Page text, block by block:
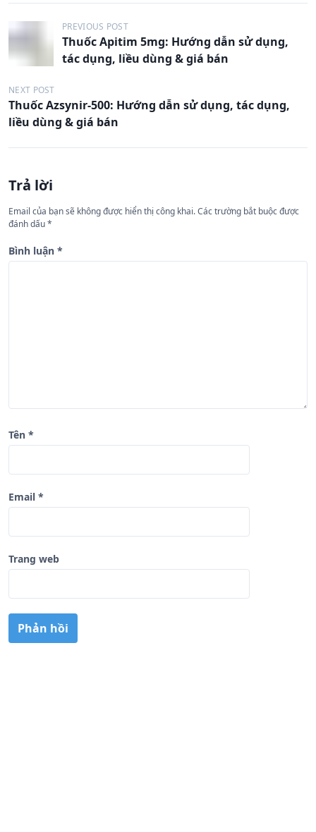
Đ
i
u
h
n
b
à
i
PREVIOUS POST
Thuốc Apitim 5mg: Hướng dẫn sử dụng,
tác dụng, liều dùng & giá bán
NEXT POST
Thuốc Azsynir-500: Hướng dẫn sử dụng, tác dụng,
liều dùng & giá bán
Trả lời
Email của bạn sẽ không được hiển thị công khai.Các trường bắt buộc được
đánh dấu*
Bình luận *
Tên *
Email *
Trang web